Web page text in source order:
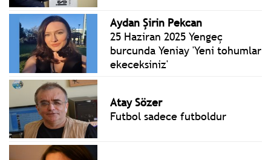
Aydan Şirin Pekcan
25 Haziran 2025 Yengeç
burcunda Yeniay 'Yeni tohumlar
ekeceksiniz'
Atay Sözer
Futbol sadece futboldur